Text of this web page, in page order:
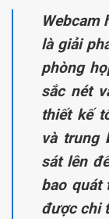
Webcam
là giải
phòng
sắc nét
thiết kế
và trung
sát lên
bao quát
được chi